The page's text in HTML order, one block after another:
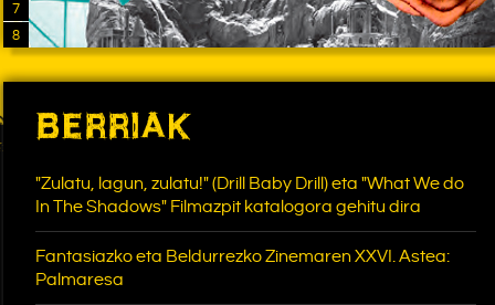
7
8
BERRIAK
"Zulatu, lagun, zulatu!" (Drill Baby Drill) eta "What We do
In The Shadows" Filmazpit katalogora gehitu dira
Fantasiazko eta Beldurrezko Zinemaren XXVI. Astea:
Palmaresa